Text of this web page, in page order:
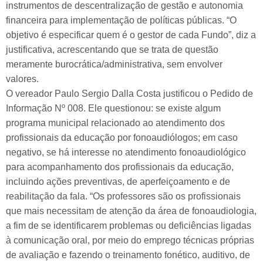
instrumentos de descentralização de gestão e autonomia
financeira para implementação de políticas públicas. “O
objetivo é especificar quem é o gestor de cada Fundo”, diz a
justificativa, acrescentando que se trata de questão
meramente burocrática/administrativa, sem envolver
valores.
O vereador Paulo Sergio Dalla Costa justificou o Pedido de
Informação Nº 008. Ele questionou: se existe algum
programa municipal relacionado ao atendimento dos
profissionais da educação por fonoaudiólogos; em caso
negativo, se há interesse no atendimento fonoaudiológico
para acompanhamento dos profissionais da educação,
incluindo ações preventivas, de aperfeiçoamento e de
reabilitação da fala. “Os professores são os profissionais
que mais necessitam de atenção da área de fonoaudiologia,
a fim de se identificarem problemas ou deficiências ligadas
à comunicação oral, por meio do emprego técnicas próprias
de avaliação e fazendo o treinamento fonético, auditivo, de